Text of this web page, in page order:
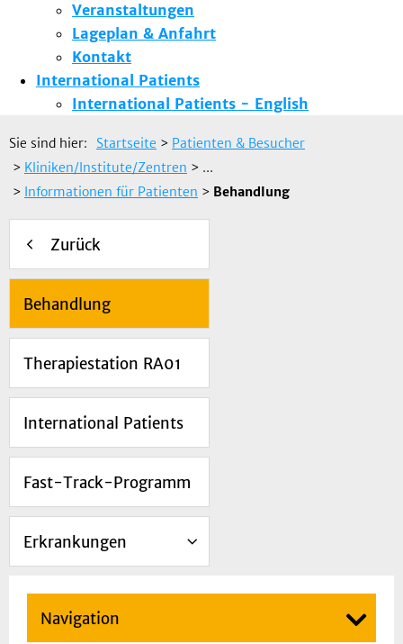
Veranstaltungen
Lageplan & Anfahrt
Kontakt
International Patients
International Patients - English
Sie sind hier: Startseite > Patienten & Besucher
> Kliniken/Institute/Zentren > ...
> Informationen für Patienten > Behandlung
Zurück
Behandlung
Therapiestation RA01
International Patients
Fast-Track-Programm
Erkrankungen
Navigation